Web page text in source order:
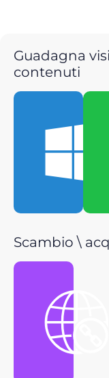
Guadagna
contenuti
Scambio \